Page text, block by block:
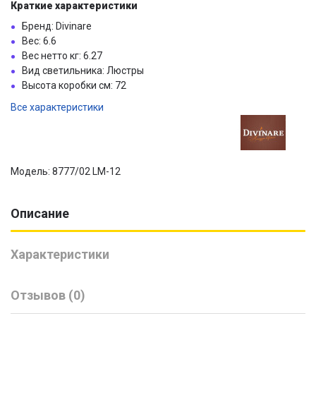
Краткие характеристики
Бренд: Divinare
Вес: 6.6
Вес нетто кг: 6.27
Вид светильника: Люстры
Высота коробки см: 72
Все характеристики
Модель: 8777/02 LM-12
Описание
Характеристики
Отзывов (0)